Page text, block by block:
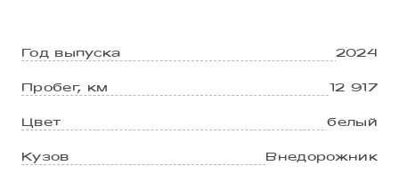
Год выпуска 2024
Пробег, км 12 917
Цвет белый
Кузов Внедорожник